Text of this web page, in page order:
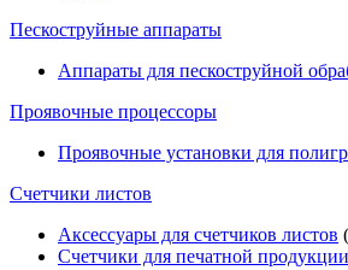
Пескоструйные аппараты
Аппараты для пескоструйной
Проявочные процессоры
Проявочные установки для
Счетчики листов
Аксессуары для счетчиков листов
Счетчики для печатной продукции